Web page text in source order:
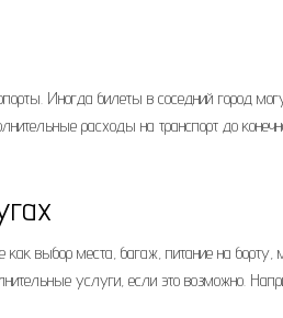
Иногда билеты в соседний город
расходы на транспорт до
как выбор места, багаж, питание на борту,
услуги, если это возможно.